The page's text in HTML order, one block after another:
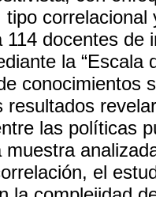
tipo
114 docentes de
la “Escala
conocimientos
resultados
las políticas
muestra
el